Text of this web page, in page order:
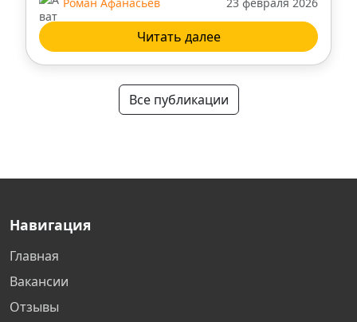
Читать далее
Все публикации
Навигация
Главная
Вакансии
Отзывы